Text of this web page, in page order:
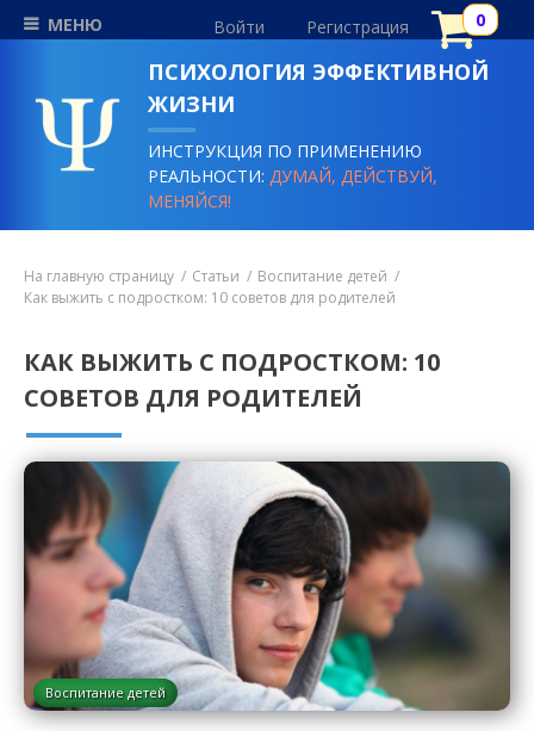
МЕНЮ Войти Регистрация
ПСИХОЛОГИЯ ЭФФЕКТИВНОЙ
ЖИЗНИ
ИНСТРУКЦИЯ ПО ПРИМЕНЕНИЮ
РЕАЛЬНОСТИ:ДУМАЙ, ДЕЙСТВУЙ,
МЕНЯЙСЯ!
На главную страницу Статьи
Воспитание детей
Как выжить с подростком: 10 советов для родителей
КАК ВЫЖИТЬ С ПОДРОСТКОМ: 10
СОВЕТОВ ДЛЯ РОДИТЕЛЕЙ
Воспитание детей